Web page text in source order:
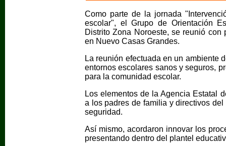
Como parte de la jornada
escolar", el Grupo de Orientación
Distrito Zona Noroeste, se reunió
en Nuevo Casas Grandes.
La reunión efectuada en un ambiente
entornos escolares sanos y seguros,
para la comunidad escolar.
Los elementos de la Agencia Estatal
a los padres de familia y directivos
seguridad.
Así mismo, acordaron innovar los
presentando dentro del plantel